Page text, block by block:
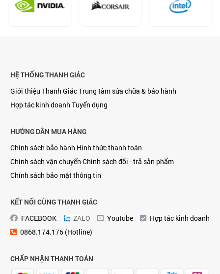
HỆ THỐNG THANH GIÁC
Giới thiệu Thanh GiácTrung tâm sửa chữa & bảo hành
Hợp tác kinh doanh Tuyển dụng
HƯỚNG DẪN MUA HÀNG
Chính sách bảo hành Hình thức thanh toán
Chính sách vận chuyển Chính sách đổi - trả sản phẩm
Chính sách bảo mật thông tin
KẾT NỐI CÙNG THANH GIÁC
FACEBOOK
ZALO Youtube
Hợp tác kinh doanh
0868.174.176 (Hotline)
CHẤP NHẬN THANH TOÁN